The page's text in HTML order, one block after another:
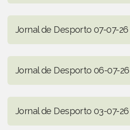
Jornal de Desporto 07-07-26
Jornal de Desporto 06-07-26
Jornal de Desporto 03-07-26